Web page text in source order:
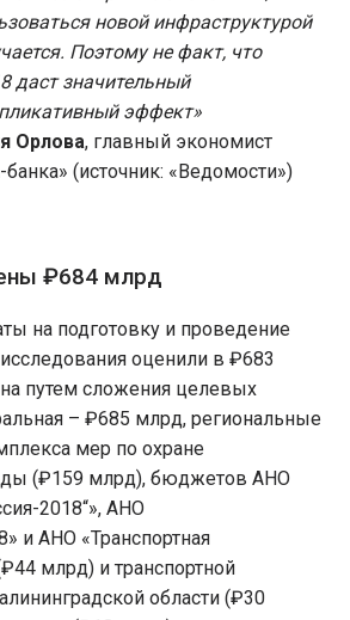
новой инфраструктурой
Поэтому не факт, что
даст значительный
эффект»
Орлова, главный экономист
(источник: «Ведомости»)
₽684 млрд
на подготовку и проведение
оценили в ₽683
путем сложения целевых
– ₽685 млрд, региональные
мер по охране
(₽159 млрд), бюджетов АНО
2018“», АНО
и АНО «Транспортная
млрд) и транспортной
области (₽30